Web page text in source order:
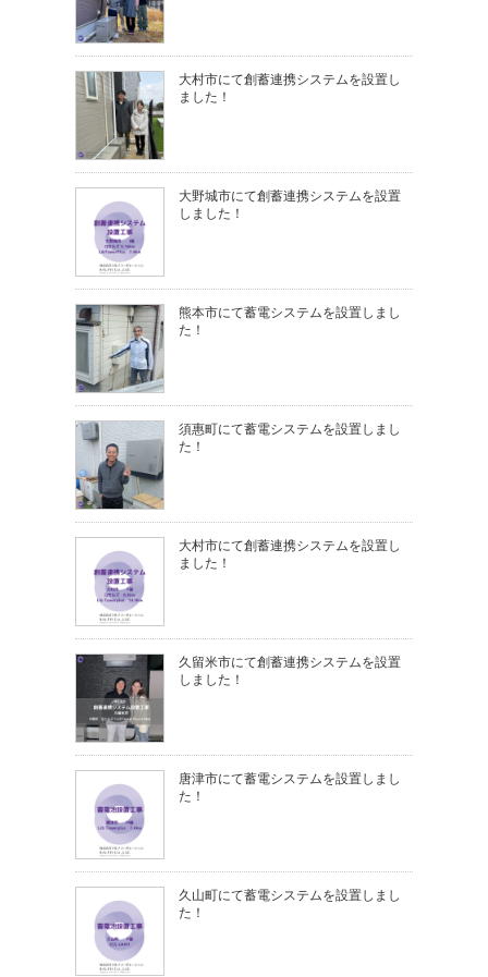
大村市にて創蓄連携システムを設置し
ました！
大野城市にて創蓄連携システムを設置
しました！
熊本市にて蓄電システムを設置しまし
た！
須惠町にて蓄電システムを設置しまし
た！
大村市にて創蓄連携システムを設置し
ました！
久留米市にて創蓄連携システムを設置
しました！
唐津市にて蓄電システムを設置しまし
た！
久山町にて蓄電システムを設置しまし
た！